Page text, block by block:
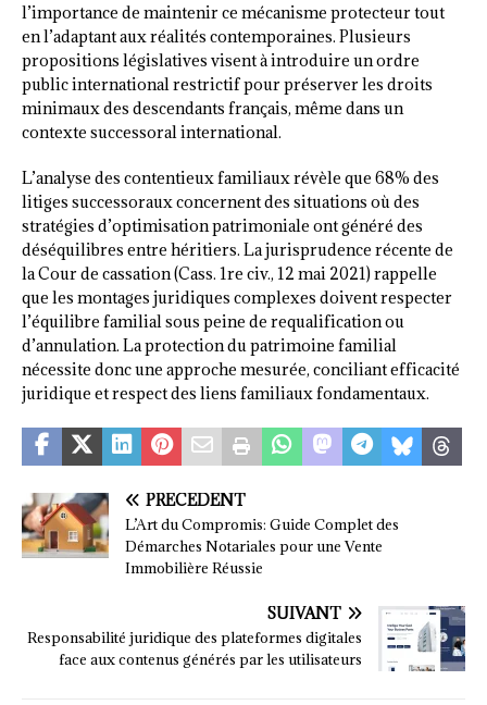
l’importance de maintenir ce mécanisme protecteur tout
en l’adaptant aux réalités contemporaines. Plusieurs
propositions législatives visent à introduire un ordre
public international restrictif pour préserver les droits
minimaux des descendants français, même dans un
contexte successoral international.
L’analyse des contentieux familiaux révèle que 68% des
litiges successoraux concernent des situations où des
stratégies d’optimisation patrimoniale ont généré des
déséquilibres entre héritiers. La jurisprudence récente de
la Cour de cassation (Cass. 1re civ., 12 mai 2021) rappelle
que les montages juridiques complexes doivent respecter
l’équilibre familial sous peine de requalification ou
d’annulation. La protection du patrimoine familial
nécessite donc une approche mesurée, conciliant efficacité
juridique et respect des liens familiaux fondamentaux.
PRÉCÉDENT
L’Art du Compromis: Guide Complet des
Démarches Notariales pour une Vente
Immobilière Réussie
SUIVANT
Responsabilité juridique des plateformes digitales
face aux contenus générés par les utilisateurs